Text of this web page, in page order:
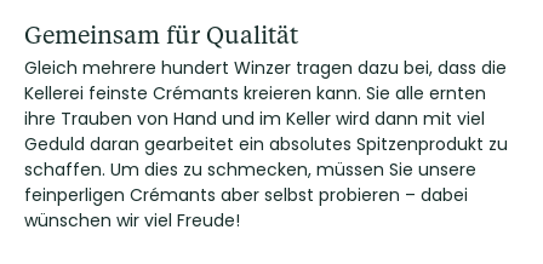
Gemeinsam für Qualität
Gleich mehrere hundert Winzer tragen dazu bei, dass die
Kellerei feinste Crémants kreieren kann. Sie alle ernten
ihre Trauben von Hand und im Keller wird dann mit viel
Geduld daran gearbeitet ein absolutes Spitzenprodukt zu
schaffen. Um dies zu schmecken, müssen Sie unsere
feinperligen Crémants aber selbst probieren – dabei
wünschen wir viel Freude!